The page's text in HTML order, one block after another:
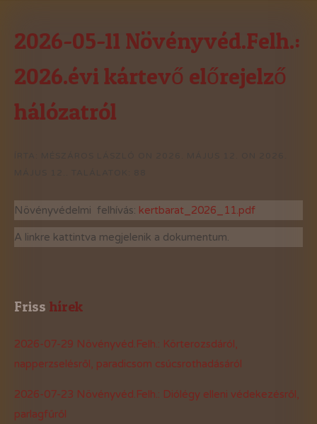
2026-05-11 Növényvéd.Felh.:
2026.évi kártevő előrejelző
hálózatról
Növényvédelmi felhívás: kertbarat_2026_11.pdf
A linkre kattintva megjelenik a dokumentum.
Friss hírek
2026-07-29 Növényvéd.Felh.: Körterozsdáról,
napperzselésről, paradicsom csúcsrothadásáról
2026-07-23 Növényvéd.Felh.: Diólégy elleni védekezésről,
parlagfűről